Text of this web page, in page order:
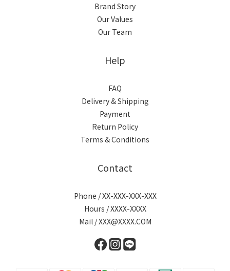
Brand Story
Our Values
Our Team
Help
FAQ
Delivery & Shipping
Payment
Return Policy
Terms & Conditions
Contact
Phone / XX-XXX-XXX-XXX
Hours / XXXX-XXXX
Mail / XXX@XXXX.COM